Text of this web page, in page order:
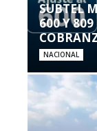
SUBTEL
600 Y 809
NACIONAL